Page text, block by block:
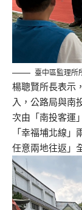
臺中區監理所
楊聰賢所長表示
入，公路局與南
次由「南投客運
「幸福埔北線
任意兩地往返」